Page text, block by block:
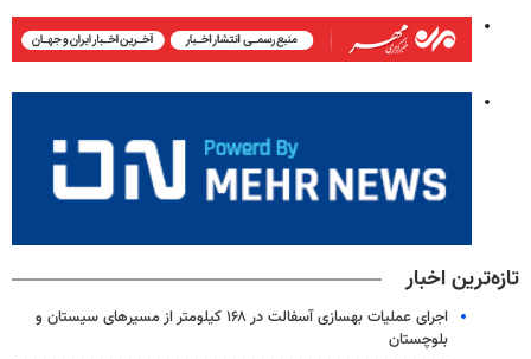
تازه‌ترین اخبار
اجرای عملیات بهسازی آسفالت در ۱۶۸ کیلومتر از مسیرهای سیستان و
بلوچستان